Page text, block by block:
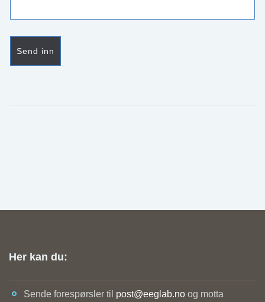
Her kan du:
Sende forespørsler til post@eeglab.no og motta